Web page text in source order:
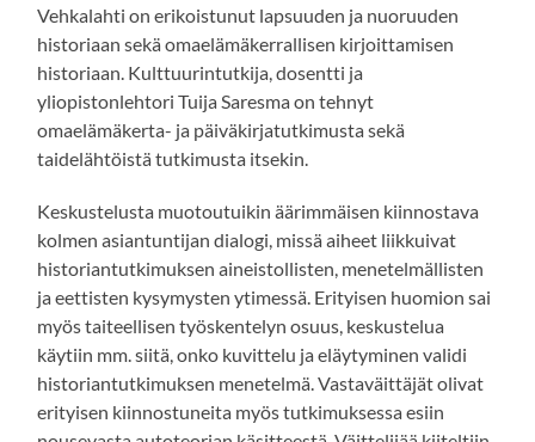
Vehkalahti on erikoistunut lapsuuden ja nuoruuden
historiaan sekä omaelämäkerrallisen kirjoittamisen
historiaan. Kulttuurintutkija, dosentti ja
yliopistonlehtori Tuija Saresma on tehnyt
omaelämäkerta- ja päiväkirjatutkimusta sekä
taidelähtöistä tutkimusta itsekin.
Keskustelusta muotoutuikin äärimmäisen kiinnostava
kolmen asiantuntijan dialogi, missä aiheet liikkuivat
historiantutkimuksen aineistollisten, menetelmällisten
ja eettisten kysymysten ytimessä. Erityisen huomion sai
myös taiteellisen työskentelyn osuus, keskustelua
käytiin mm. siitä, onko kuvittelu ja eläytyminen validi
historiantutkimuksen menetelmä. Vastaväittäjät olivat
erityisen kiinnostuneita myös tutkimuksessa esiin